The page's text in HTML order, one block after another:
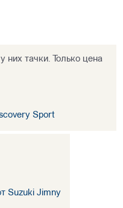
них тачки. Только цена
Sport
Suzuki Jimny